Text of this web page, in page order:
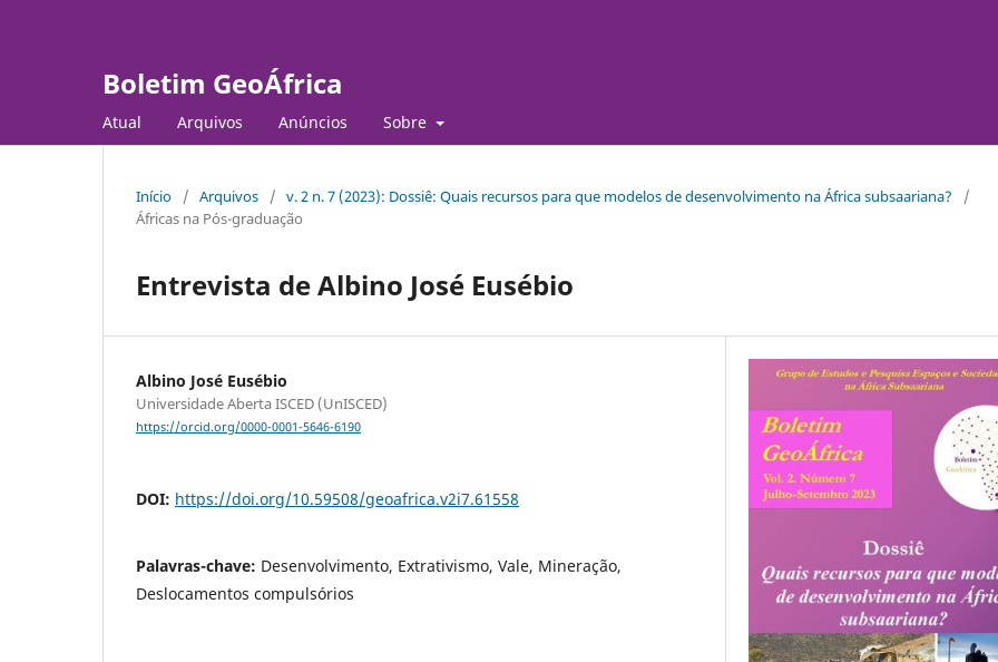
Boletim GeoÁfrica
Atual Arquivos Anúncios Sobre
Início / Arquivos / v. 2 n. 7 (2023): Dossiê: Quais recursos para que modelos de desenvolvimento na África subsaariana?
/
Áfricas na Pós-graduação
Entrevista de Albino José Eusébio
Albino José Eusébio
Universidade Aberta ISCED (UnISCED)
https://orcid.org/0000-0001-5646-6190
DOI: https://doi.org/10.59508/geoafrica.v2i7.61558
Palavras-chave: Desenvolvimento, Extrativismo, Vale, Mineração,
Deslocamentos compulsórios